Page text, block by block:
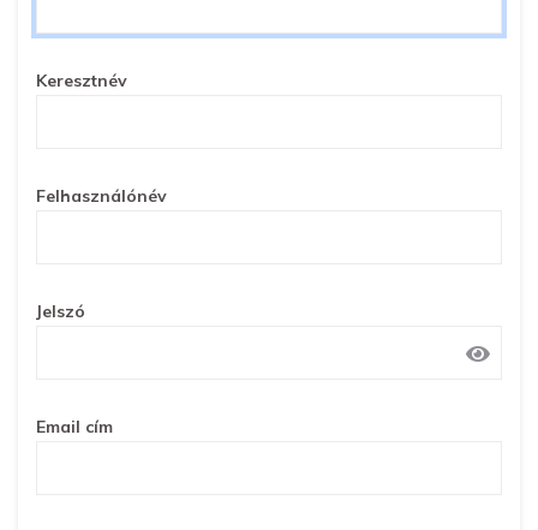
Keresztnév
Felhasználónév
Jelszó
Email cím